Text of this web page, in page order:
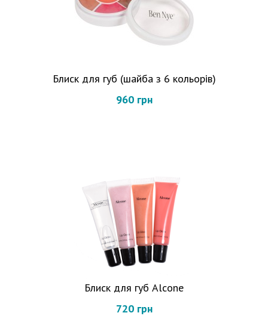
Блиск для губ (шайба з 6 кольорів)
960 грн
Блиск для губ Alcone
720 грн